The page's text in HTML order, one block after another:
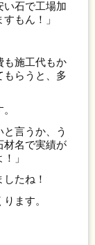
い石で工場加
もん！」
も施工代もか
もらうと、多
言うか、う
材名で実績が
」
したね！
ます。